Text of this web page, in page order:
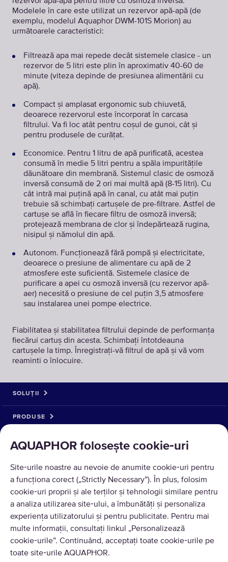
Modelele în care este utilizat un rezervor apă-apă (de
exemplu, modelul Aquaphor DWM-101S Morion) au
următoarele caracteristici:
Filtrează apa mai repede decât sistemele clasice - un
rezervor de 5 litri este plin în aproximativ 40-60 de
minute (viteza depinde de presiunea alimentării cu
apă).
Compact și amplasat ergonomic sub chiuvetă,
deoarece rezervorul este încorporat în carcasa
filtrului. Va fi loc atât pentru coșul de gunoi, cât și
pentru produsele de curățat.
Economice. Pentru 1 litru de apă purificată, acestea
consumă în medie 5 litri pentru a spăla impuritățile
dăunătoare din membrană. Sistemul clasic de osmoză
inversă consumă de 2 ori mai multă apă (8-15 litri). Cu
cât intră mai puțină apă în canal, cu atât mai puțin
trebuie să schimbați cartușele de pre-filtrare. Astfel de
cartușe se află în fiecare filtru de osmoză inversă;
protejează membrana de clor și îndepărtează rugina,
nisipul și nămolul din apă.
Autonom. Funcționează fără pompă și electricitate,
deoarece o presiune de alimentare cu apă de 2
atmosfere este suficientă. Sistemele clasice de
purificare a apei cu osmoză inversă (cu rezervor apă-
aer) necesită o presiune de cel puțin 3,5 atmosfere
sau instalarea unei pompe electrice.
Fiabilitatea și stabilitatea filtrului depinde de performanța
fiecărui cartuș din acesta. Schimbați întotdeauna
cartușele la timp. Înregistrați-vă filtrul de apă și vă vom
reaminti o înlocuire.
AQUAPHOR folosește cookie‑uri
Site‑urile noastre au nevoie de anumite cookie‑uri pentru
a funcționa corect („Strictly Necessary”). În plus, folosim
cookie‑uri proprii și ale terților și tehnologii similare pentru
a analiza utilizarea site‑ului, a îmbunătăți și personaliza
experiența utilizatorului și pentru publicitate. Pentru mai
multe informații, consultați linkul „Personalizează
cookie‑urile”. Continuând, acceptați toate cookie‑urile pe
toate site‑urile AQUAPHOR.
SOLUȚII
PRODUSE
DESPRE NOI
Traducere © 2026 AQUAPHOR.
Toate drepturile rezervate